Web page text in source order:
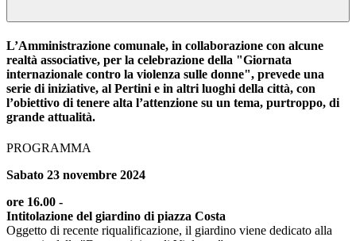
L’Amministrazione comunale, in collaborazione con alcune
realtà associative, per la celebrazione della "Giornata
internazionale contro la violenza sulle donne", prevede una
serie di iniziative, al Pertini e in altri luoghi della città, con
l’obiettivo di tenere alta l’attenzione su un tema, purtroppo, di
grande attualità.
PROGRAMMA
Sabato 23 novembre 2024
ore 16.00 -
Intitolazione del giardino di piazza Costa
Oggetto di recente riqualificazione, il giardino viene dedicato alla